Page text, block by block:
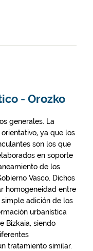
- Orozko
generales. La
ya que los
son los que
en soporte
de los
Vasco. Dichos
homogeneidad entre
adición de los
urbanística
Bizkaia, siendo
tratamiento similar.